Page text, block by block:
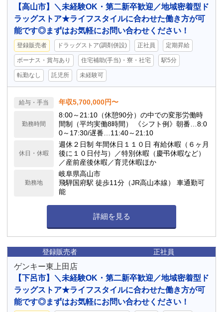
【高山市】＼未経験OK・第二新卒歓迎／地域密着型ド
ラッグストア★ライフスタイルに合わせた働き方が可
能です◎まずはお気軽にお問い合わせください！
登録販売者 ドラッグストア(調剤併設) 正社員 定期昇給
ボーナス・賞与あり 住宅補助(手当)・寮・社宅 駅5分
転勤なし 託児所 未経験可
給与・手当 年収5,700,000円〜
勤務時間
8:00～21:10（休憩90分）の中での変形労働時
間制（平均実働8時間） 《シフト例》朝番…8:0
0～17:30/遅番…11:40～21:10
休日・休暇
週休２日制 年間休日１１０日 有給休暇（６ヶ月
後に１０日付与）／特別休暇（慶弔休暇など）
／産前産後休暇／育児休暇ほか
勤務地
岐阜県高山市
飛騨国府駅 徒歩11分（JR高山本線） 車通勤可
能
詳細を見る
登録販売者 正社員
ゲンキー東上田店
【下呂市】＼未経験OK・第二新卒歓迎／地域密着型ド
ラッグストア★ライフスタイルに合わせた働き方が可
能です◎まずはお気軽にお問い合わせください！